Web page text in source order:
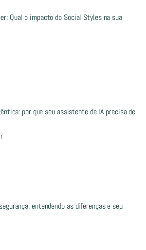
Qual o impacto do Social Styles na sua
por que seu assistente de IA precisa de
entendendo as diferenças e seu